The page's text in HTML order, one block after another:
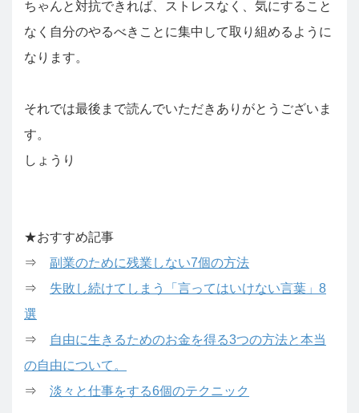
ちゃんと対抗できれば、ストレスなく、気にすること
なく自分のやるべきことに集中して取り組めるように
なります。
それでは最後まで読んでいただきありがとうございま
す。
しょうり
★おすすめ記事
⇒ 副業のために残業しない7個の方法
⇒ 失敗し続けてしまう「言ってはいけない言葉」8
選
⇒
自由に生きるためのお金を得る3つの方法と本当
の自由について。
⇒ 淡々と仕事をする6個のテクニック